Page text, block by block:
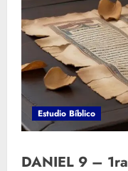
Estudio Bíblico
DANIEL 9 –